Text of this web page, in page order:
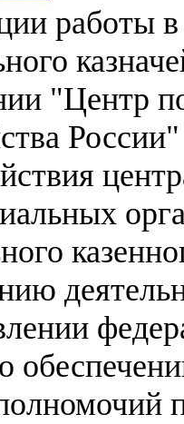
работы
"Центр